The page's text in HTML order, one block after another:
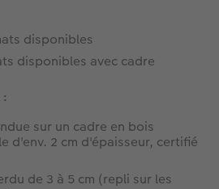
disponibles
disponibles avec cadre
sur un cadre en bois
d'env. 2 cm d'épaisseur, certifié
de 3 à 5 cm (repli sur les